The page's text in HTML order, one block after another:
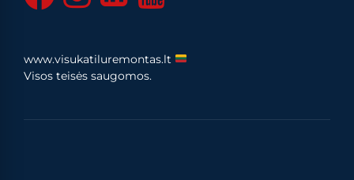
www.visukatiluremontas.lt
Visos teisės saugomos.